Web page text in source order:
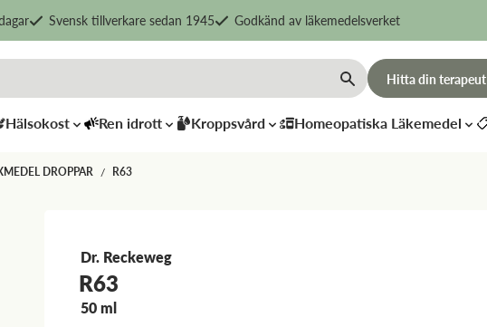
Svensk tillverkare sedan 1945 Godkänd av läkemedelsverket
Hitta din terapeut
Hälsokost Ren idrott Kroppsvård Homeopatiska Läkemedel
DROPPAR / R63
Dr. Reckeweg
R63
50 ml